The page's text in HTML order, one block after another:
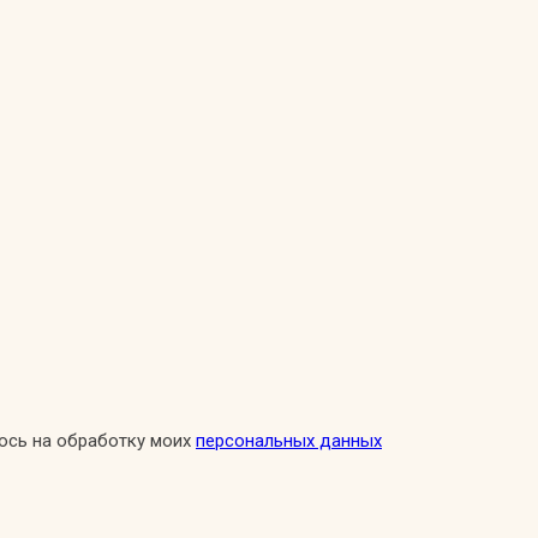
на обработку моих персональных данных